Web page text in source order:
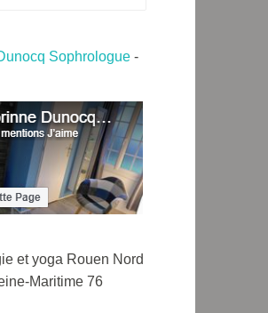
Sophrologue-
et yoga Rouen Nord
Maritime 76